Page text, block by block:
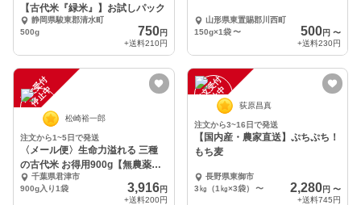
【古代米『緑米』】お試しパック
静岡県駿東郡清水町
500g
750円
+送料210円
山形県東置賜郡川西町
150g×1袋 〜 500円 〜
+送料230円
注
文
受
付
停
止
中
松崎裕一郎
注文から1~5日で発送
〈メール便〉生命力溢れる 三種
の古代米 お得用900g【無農薬・
無肥料】
千葉県君津市
900g入り1袋
3,916円
+送料200円
注
文
受
付
停
止
中 荻原昌真
注文から3~16日で発送
【国内産・農家直送】ぷちぷち！
もち麦
長野県東御市
3㎏（1㎏×3袋）
〜 2,280円 〜
+送料745円